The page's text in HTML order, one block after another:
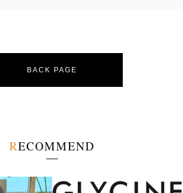
BACK PAGE
RECOMMEND